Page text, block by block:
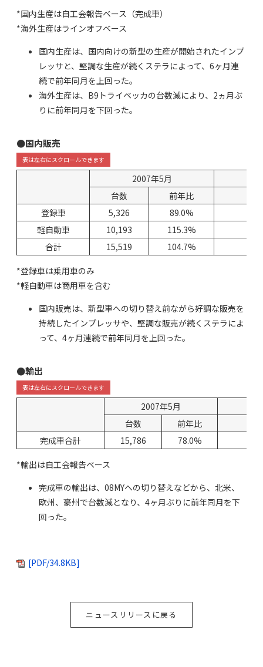
*国内生産は自工会報告ベース（完成車）
*海外生産はラインオフベース
国内生産は、国内向けの新型の生産が開始されたインプ
レッサと、堅調な生産が続くステラによって、6ヶ月連
続で前年同月を上回った。
海外生産は、B9トライベッカの台数減により、2ヵ月ぶ
りに前年同月を下回った。
●国内販売
2007年5月
台数
前年比
登録車
5,326 89.0%
軽自動車
10,193 115.3%
合計
15,519 104.7%
*登録車は乗用車のみ
*軽自動車は商用車を含む
国内販売は、新型車への切り替え前ながら好調な販売を
持続したインプレッサや、堅調な販売が続くステラによ
って、4ヶ月連続で前年同月を上回った。
●輸出
2007年5月
台数
前年比
完成車合計
15,786 78.0%
*輸出は自工会報告ベース
完成車の輸出は、08MYへの切り替えなどから、北米、
欧州、豪州で台数減となり、4ヶ月ぶりに前年同月を下
回った。
[PDF/34.8KB]
ニュースリリースに戻る